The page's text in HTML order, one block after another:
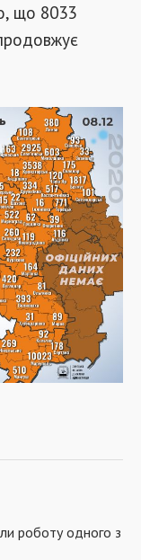
що 8033
роботу одного з